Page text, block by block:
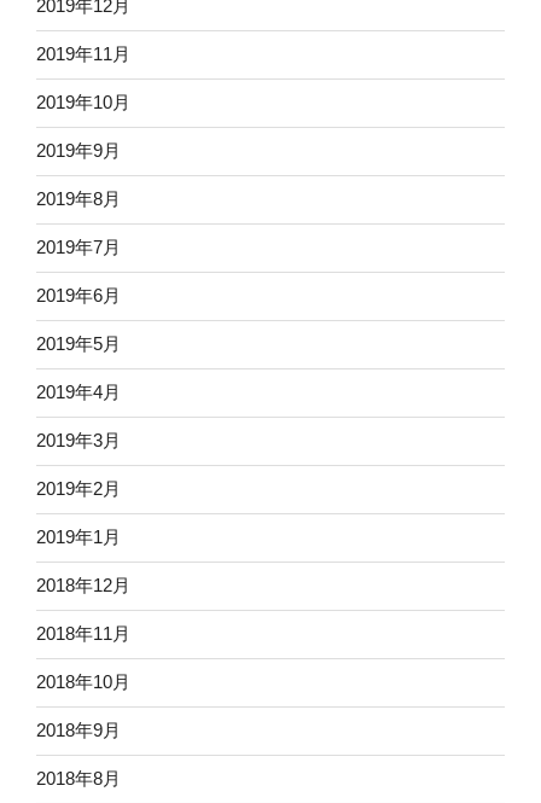
2019年12月
2019年11月
2019年10月
2019年9月
2019年8月
2019年7月
2019年6月
2019年5月
2019年4月
2019年3月
2019年2月
2019年1月
2018年12月
2018年11月
2018年10月
2018年9月
2018年8月